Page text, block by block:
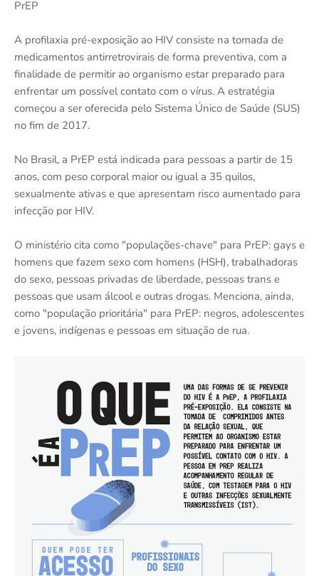
PrEP
A profilaxia pré-exposição ao HIV consiste na tomada de
medicamentos antirretrovirais de forma preventiva, com a
finalidade de permitir ao organismo estar preparado para
enfrentar um possível contato com o vírus. A estratégia
começou a ser oferecida pelo Sistema Único de Saúde (SUS)
no fim de 2017.
No Brasil, a PrEP está indicada para pessoas a partir de 15
anos, com peso corporal maior ou igual a 35 quilos,
sexualmente ativas e que apresentam risco aumentado para
infecção por HIV.
O ministério cita como "populações-chave" para PrEP: gays e
homens que fazem sexo com homens (HSH), trabalhadoras
do sexo, pessoas privadas de liberdade, pessoas trans e
pessoas que usam álcool e outras drogas. Menciona, ainda,
como "população prioritária" para PrEP: negros, adolescentes
e jovens, indígenas e pessoas em situação de rua.